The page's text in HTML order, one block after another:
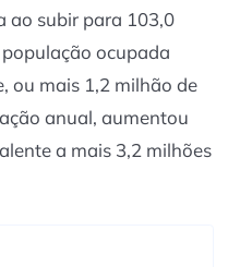
ao subir para 103,0
ocupada
ou mais 1,2 milhão de
anual, aumentou
a mais 3,2 milhões